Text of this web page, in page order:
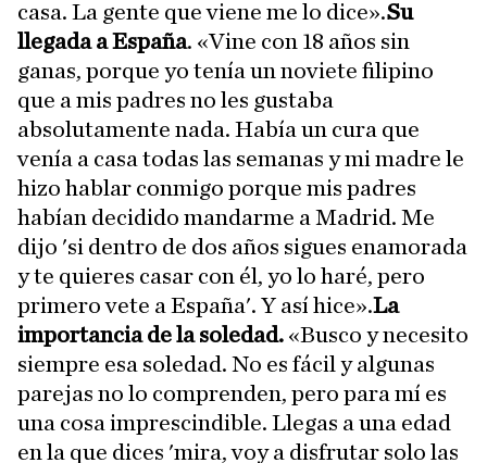
casa. La gente que viene me lo dice».Su
llegada a España. «Vine con 18 años sin
ganas, porque yo tenía un noviete filipino
que a mis padres no les gustaba
absolutamente nada. Había un cura que
venía a casa todas las semanas y mi madre le
hizo hablar conmigo porque mis padres
habían decidido mandarme a Madrid. Me
dijo 'si dentro de dos años sigues enamorada
y te quieres casar con él, yo lo haré, pero
primero vete a España'. Y así hice».La
importancia de la soledad. «Busco y necesito
siempre esa soledad. No es fácil y algunas
parejas no lo comprenden, pero para mí es
una cosa imprescindible. Llegas a una edad
en la que dices 'mira, voy a disfrutar solo las